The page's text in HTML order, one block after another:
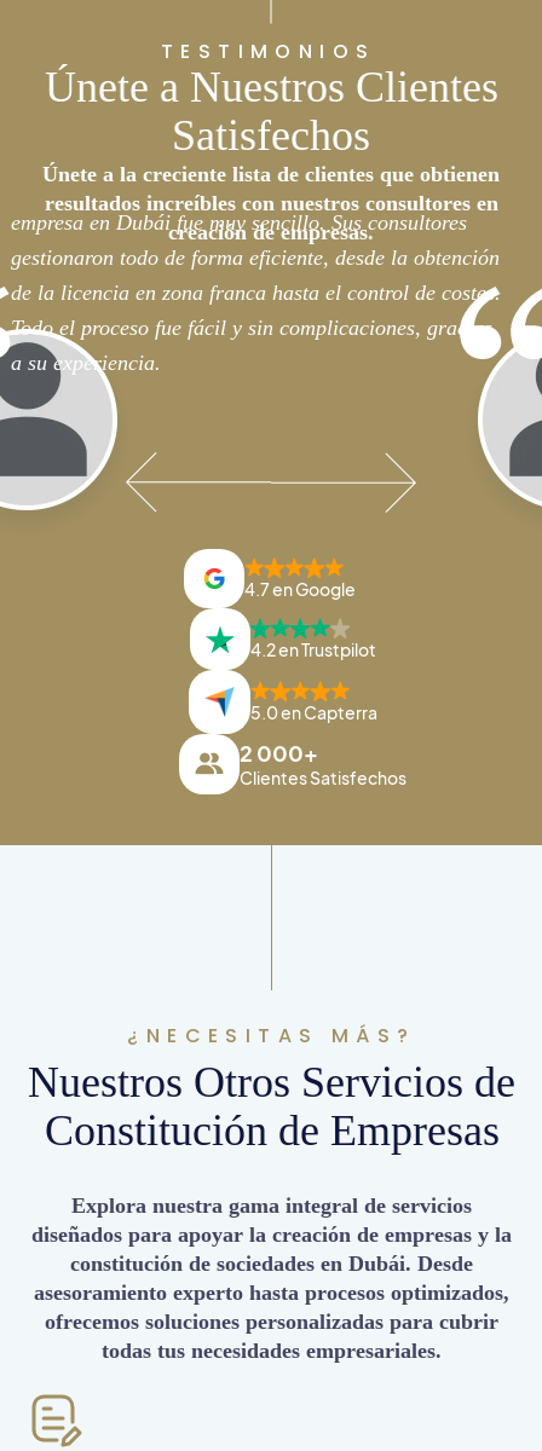
TESTIMONIOS
Únete a Nuestros Clientes
Satisfechos
Únete a la creciente lista de clientes que obtienen
resultados increíbles con nuestros consultores en
creación de empresas.
Trabajar con B2B Consulty para el registro de nuestra
empresa en Dubái fue muy sencillo. Sus consultores
gestionaron todo de forma eficiente, desde la obtención
de la licencia en zona franca hasta el control de costes.
Todo el proceso fue fácil y sin complicaciones, gracias
a su experiencia.
4.7 en Google
4.2 en Trustpilot
5.0 en Capterra
2 000+
Clientes Satisfechos
¿NECESITAS MÁS?
Nuestros Otros Servicios de
Constitución de Empresas
Explora nuestra gama integral de servicios
diseñados para apoyar la creación de empresas y la
constitución de sociedades en Dubái. Desde
asesoramiento experto hasta procesos optimizados,
ofrecemos soluciones personalizadas para cubrir
todas tus necesidades empresariales.